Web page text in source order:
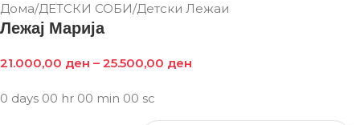
Дома/ДЕТСКИ СОБИ/Детски Лежаи
Лежај Марија
21.000,00 ден – 25.500,00 ден
0 days 00 hr 00 min 00 sc